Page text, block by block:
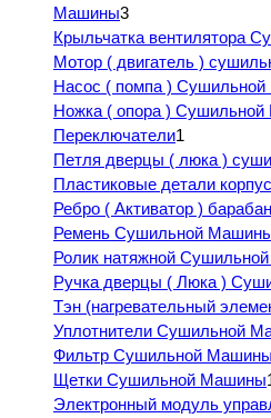
Машины3
Крыльчатка вентилятора
Мотор ( двигатель )
Насос ( помпа )
Ножка ( опора )
Переключатели1
Петля дверцы ( люка )
Пластиковые детали
Ребро ( Активатор )
Ремень Сушильной
Ролик натяжной
Ручка дверцы ( Люка )
Тэн (нагревательный
Уплотнители Сушильной
Фильтр Сушильной Машины
Щетки Сушильной Машины
Электронный модуль